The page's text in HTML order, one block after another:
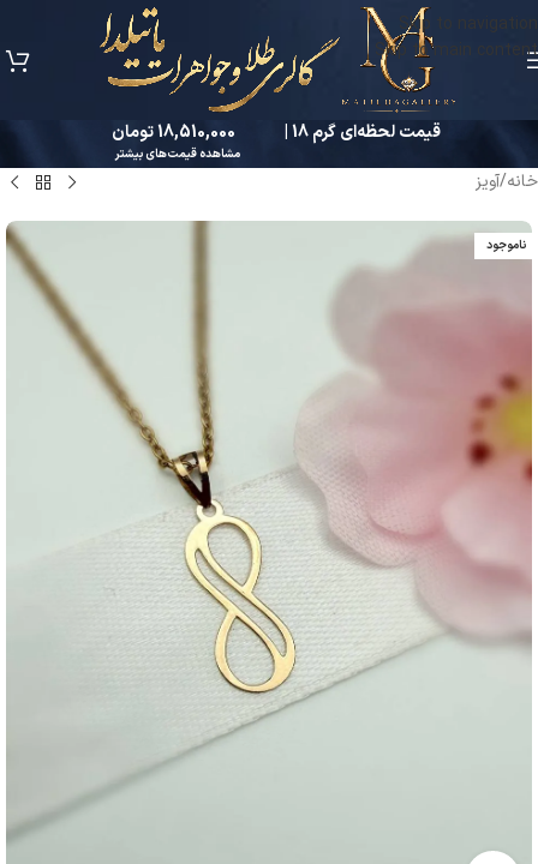
Skip to navigation
Skip to main content
قیمت لحظه‌ای گرم 18 | 18,510,000 تومان
مشاهده قیمت‌های بیشتر
خانه/آویز
ناموجود